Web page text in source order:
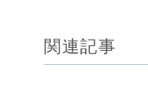
関連記事